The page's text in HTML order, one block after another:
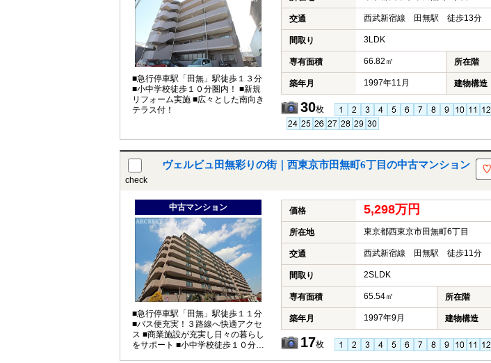
■急行停車駅「田無」駅徒歩１３分
■小中学校徒歩１０分圏内！ ■新規
リフォーム実施 ■広々とした南向き
テラス付！
交通 西武新宿線 田無駅 徒歩13分
間取り 3LDK
専有面積 66.82㎡ 所在階
築年月 1997年11月 建物構造
30枚
check
ヴェルビュ田無彩りの街｜西東京市田無町6丁目の中古マンション
中古マンション
■急行停車駅「田無」駅徒歩１１分
■バス便充実！３路線へ快適アクセ
ス ■商業施設が充実し日々の暮らし
をサポート ■小中学校徒歩１０分以
価格 5,298万円
所在地 東京都西東京市田無町6丁目
交通 西武新宿線 田無駅 徒歩11分
間取り 2SLDK
専有面積 65.54㎡ 所在階
築年月 1997年9月 建物構造
17枚